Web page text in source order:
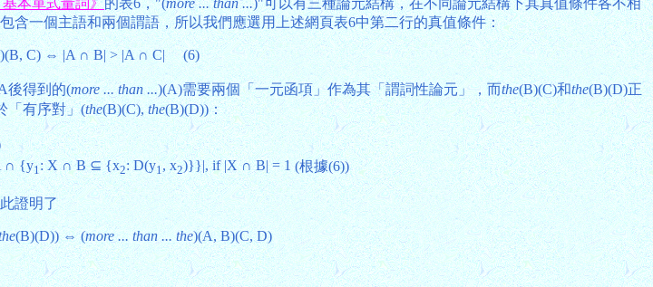
本單式量詞》的表6，"(more ... than ...)"可以有三種論元結構，在不同論元結構下其真值條件各不相
含一個主語和兩個謂語，所以我們應選用上述網頁表6中第二行的真值條件：
C) ⇔ |A ∩ B| > |A ∩ C| (6)
後得到的(more ... than ...)(A)需要兩個「一元函項」作為其「謂詞性論元」，而the(B)(C)和the(B)(D)正
「有序對」(the(B)(C),the(B)(D))：
∩ {y1: X ∩ B ⊆ {x2: D(y1, x2)}}|, if |X ∩ B| = 1 (根據(6))
證明了
(B)(D)) ⇔ (more ... than ... the)(A, B)(C, D)